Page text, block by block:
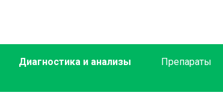
Диагностика и анализы Препараты